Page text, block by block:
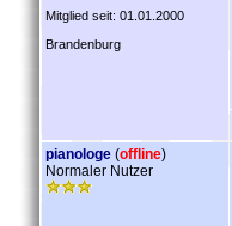
Mitglied seit: 01.01.2000
Brandenburg
pianologe (offline)
Normaler Nutzer